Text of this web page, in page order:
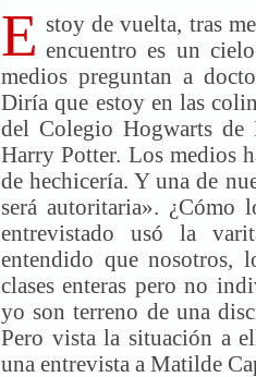
E stoy de vuelta, tras
encuentro es un
medios preguntan a
Diría que estoy en las
del Colegio Hogwarts
Harry Potter. Los medios
de hechicería. Y una de
será autoritaria». ¿Cómo
entrevistado usó la
entendido que nosotros,
clases enteras pero no
yo son terreno de una
Pero vista la situación a
una entrevista a Matilde